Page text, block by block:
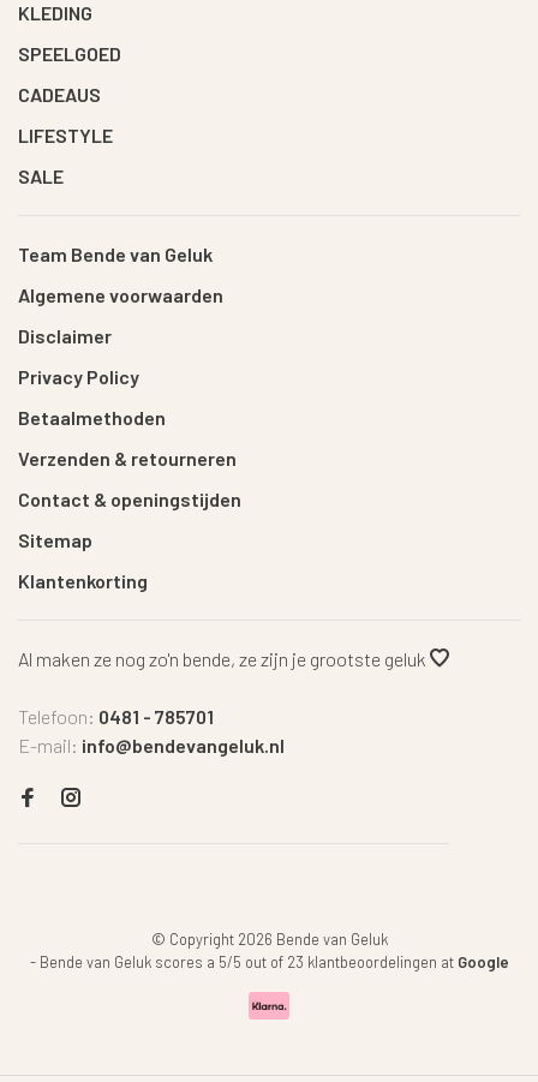
KLEDING
SPEELGOED
CADEAUS
LIFESTYLE
SALE
Team Bende van Geluk
Algemene voorwaarden
Disclaimer
Privacy Policy
Betaalmethoden
Verzenden & retourneren
Contact & openingstijden
Sitemap
Klantenkorting
Al maken ze nog zo'n bende, ze zijn je grootste geluk
Telefoon: 0481 - 785701
E-mail: info@bendevangeluk.nl
© Copyright 2026 Bende van Geluk
- Bende van Geluk scores a 5/5 out of 23 klantbeoordelingen at Google